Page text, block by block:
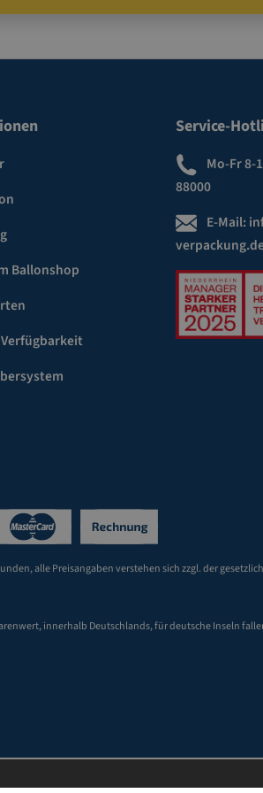
Ballonshop
Service-
Mo-Fr 8-
88000
E-Mail:
alle Preisangaben verstehen sich zzgl. der
innerhalb Deutschlands, für deutsche Inseln